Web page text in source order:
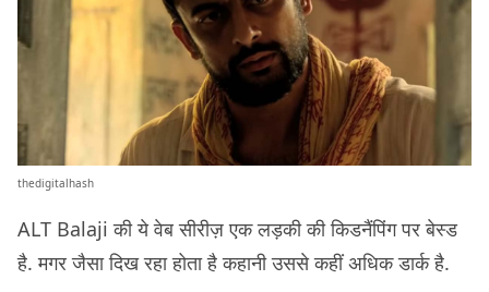
thedigitalhash
ALT Balaji की ये वेब सीरीज़ एक लड़की की किडनैंपिंग पर बेस्ड
है. मगर जैसा दिख रहा होता है कहानी उससे कहीं अधिक डार्क है.